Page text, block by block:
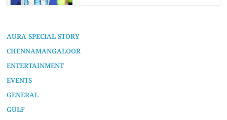
AURA SPECIAL STORY
CHENNAMANGALOOR
ENTERTAINMENT
EVENTS
GENERAL
GULF